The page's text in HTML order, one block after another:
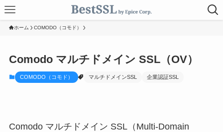
ホーム COMODO（コモド）
Comodo マルチドメイン SSL（OV）
COMODO（コモド） マルチドメインSSL 企業認証SSL
Comodo マルチドメイン SSL（Multi-Domain